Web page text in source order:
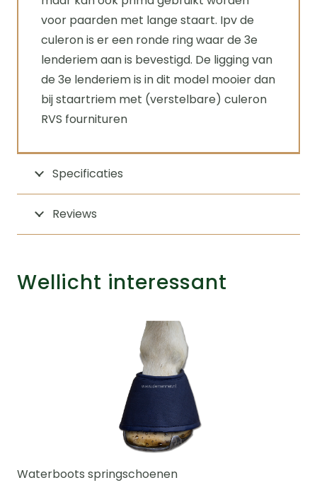
voor paarden met lange staart. Ipv de
culeron is er een ronde ring waar de 3e
lenderiem aan is bevestigd. De ligging van
de 3e lenderiem is in dit model mooier dan
bij staartriem met (verstelbare) culeron
RVS fournituren
Specificaties
Reviews
Wellicht interessant
Waterboots springschoenen